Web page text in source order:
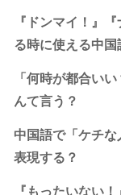
『ドンマイ！』
る時に使える中国
「何時が都合い
んて言う？
中国語で「ケチ
表現する？
『もったいない